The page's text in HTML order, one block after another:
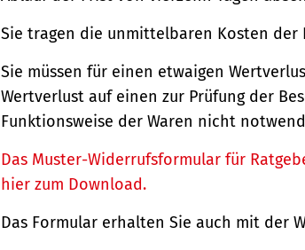
Sie tragen die unmittelbaren Kosten der
Sie müssen für einen etwaigen
Wertverlust auf einen zur Prüfung der
Funktionsweise der Waren nicht
Das Muster-Widerrufsformular für
hier zum Download.
Das Formular erhalten Sie auch mit der